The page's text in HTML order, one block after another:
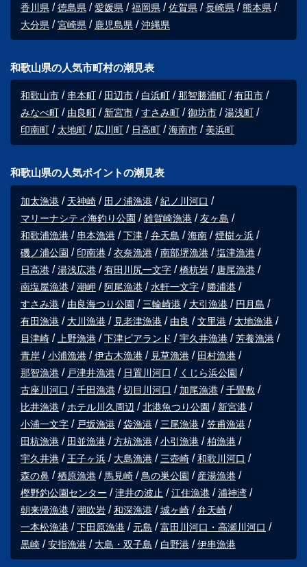
香川県
徳島県 愛媛県 福岡県 佐賀県 長崎県
熊本県
大分県
宮崎県 鹿児島県 沖縄県
和歌山県の人気市町村の潮見表
和歌山市 串本町 田辺市 白浜町 那智勝浦町
有田市
みなべ町
由良町 新宮市 すさみ町 御坊市
湯浅町
印南町
太地町 広川町 日高町 海南市 美浜町
和歌山県の人気ポイントの潮見表
加太漁港 天神崎 田ノ浦漁港
紀ノ川河口
マリーナシティ海釣り公園
雑賀崎漁港
友ヶ島
和歌浦漁港
串本漁港 下津 弁天島 海南
煙樹ヶ浜
磯ノ浦公園
印南港 衣奈漁港 南部堺漁港
塩津漁港
日高港
湯浅広港 有田川尻一文字 橋杭岩
唐尾漁港
南塩屋漁港
潮岬 阿尾漁港 水軒一文字
勝浦港
すさみ港
由良海つり公園 三輪崎港 大引漁港
円月島
有田漁港
大川漁港 見老津漁港 由良 文里港
太地漁港
目津崎
上野漁港 下津ピアランド 宇久井漁港
芳養漁港
青岸
小浦漁港 伊古木漁港 見草漁港
田村漁港
那智漁港
戸津井漁港 日置川河口
くじら浜公園
古座川河口
千田漁港 切目川河口 加尾漁港
千畳敷
比井漁港
ホテル川久周辺 北港魚つり公園
新宮港
小浦一文字
戸坂漁港 袋漁港 三尾漁港
笠甫漁港
田杭漁港
田並漁港 方杭漁港 小引漁港
柏漁港
宇久井港
王子ヶ浜 大島漁港 三壺崎
和歌川河口
森の鼻
栖原漁港 馬見崎 鳥の巣公園
産湯漁港
樫野釣公園センター
津井の波止 江住漁港
浦神湾
朝来帰漁港
潮吹岩 和深漁港 城ヶ崎
弁天崎
一本松漁港
下田原漁港 元島
富田川河口・高瀬川河口
黒崎
安指漁港 大島・双子島 白野港 伊串漁港